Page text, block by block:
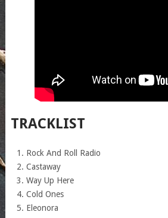
TRACKLIST
Rock And Roll Radio
Castaway
Way Up Here
Cold Ones
Eleonora